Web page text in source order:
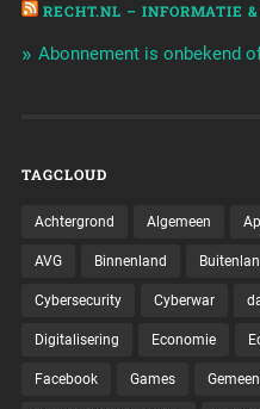
RECHT.NL – INFORMATIE &
Abonnement is onbekend
TAGCLOUD
Achtergrond Algemeen
AVG Binnenland
Cybersecurity Cyberwar
Digitalisering Economie
Facebook Games